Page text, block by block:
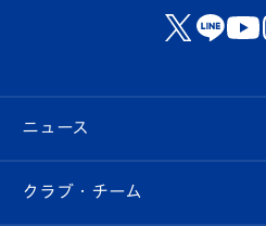
ニュース
すべて
クラブ・チーム